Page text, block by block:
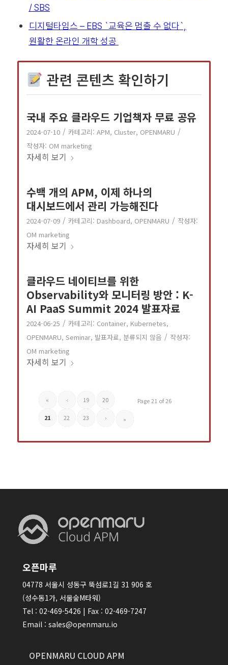
/ SBS
디지털타임스 – EBS `교육은 멈출 수 없다`,
원활한 온라인 개학 성공
관련 콘텐츠 확인하기
국내 주요 클라우드 기업책자 무료 공유
2024-07-10 / 카테고리: APM, Cluster, OPENMARU /
작성자: OM marketing
자세히 보기
수백 개의 APM, 이제 하나의
대시보드에서 관리 가능해진다
2024-07-09 / 카테고리: Dashboard, OPENMARU / 작성자:
OM marketing
자세히 보기
클라우드 네이티브를 위한
Observability와 모니터링 방안 : K-
AI PaaS Summit 2024 발표자료
2024-06-25 / 카테고리: Container, Kubernetes,
OPENMARU, Seminar, 발표자료, 분류되지 않음 / 작성자:
OM marketing
자세히 보기
Page 21 of 26
« ‹ 19 20
21 22 23 › »
오픈마루
04778 서울시 성동구 뚝섬로1길 31 906 호
(성수동1가, 서울숲M타워)
Tel : 02-469-5426 | Fax : 02-469-7247
Email : sales@openmaru.io
OPENMARU CLOUD APM